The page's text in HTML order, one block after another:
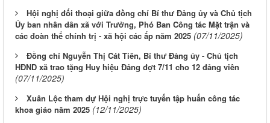
Hội nghị đối thoại giữa đồng chí Bí thư Đảng ủy và Chủ tịch
Ủy ban nhân dân xã với Trưởng, Phó Ban Công tác Mặt trận và
các đoàn thể chính trị - xã hội các ấp năm 2025 (07/11/2025)
Đồng chí Nguyễn Thị Cát Tiên, Bí thư Đảng ủy - Chủ tịch
HĐND xã trao tặng Huy hiệu Đảng đợt 7/11 cho 12 đảng viên
(07/11/2025)
Xuân Lộc tham dự Hội nghị trực tuyến tập huấn công tác
khoa giáo năm 2025 (12/11/2025)